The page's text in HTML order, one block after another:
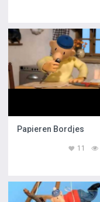
Papieren Bordjes
11